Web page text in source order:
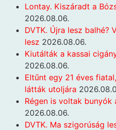
Lontay. Kiszáradt a
2026.08.06.
DVTK. Újra lesz balhé?
lesz 2026.08.06.
Kiutálták a kassai
2026.08.06.
Eltűnt egy 21 éves
látták utoljára
Régen is voltak bunyók
2026.08.06.
DVTK. Ma szigorúság